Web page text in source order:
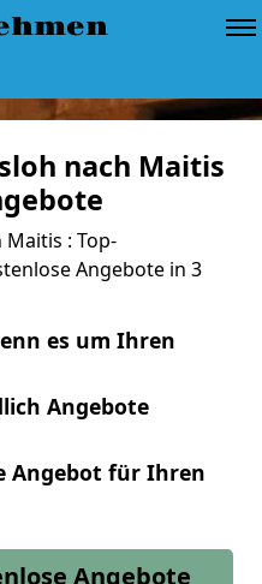
nach Maitis
: Top-
Angebote in 3
es um Ihren
Angebote
Angebot für Ihren
Angebote